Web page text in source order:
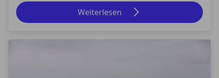
aktuelle Modelle der bekannten Automobilhersteller
längst nicht mehr den eher spröden Nutzfahrzeug-
Charme vergangener Tage. Stattdessen kann man sic
Weiterlesen